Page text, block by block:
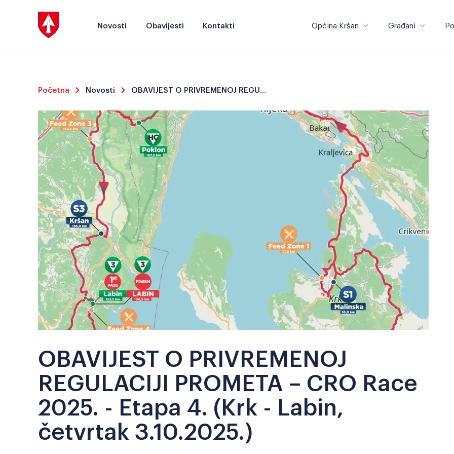
Novosti Obavijesti Kontakti Općina Kršan Građani
Početna Novosti OBAVIJEST O PRIVREMENOJ REGULACIJI PROMETA – CRO Race 2025. - Etapa 4. (Krk - Labin, četvrtak 3.10.2025.)
OBAVIJEST O PRIVREMENOJ
REGULACIJI PROMETA – CRO Race
2025. - Etapa 4. (Krk - Labin,
četvrtak 3.10.2025.)